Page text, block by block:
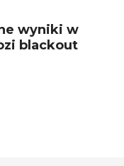
wyniki w
blackout